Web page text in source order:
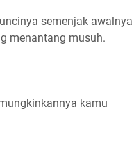
semenjak awalnya
menantang musuh.
kamu